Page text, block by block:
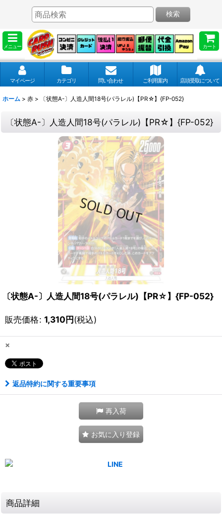
メニュー カート
検索
マイページ カテゴリ 問い合わせ ご利用案内 店頭受取について
ホーム > 赤 > 〔状態A-〕人造人間18号(パラレル)【PR☆】{FP-052}
〔状態A-〕人造人間18号(パラレル)【PR☆】{FP-052}
〔状態A-〕人造人間18号(パラレル)【PR☆】{FP-052}
販売価格: 1,310円(税込)
×
返品特約に関する重要事項
再入荷
お気に入り登録
商品詳細